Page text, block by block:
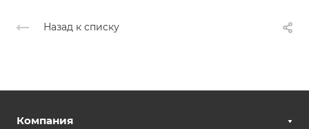
Назад к списку
Компания